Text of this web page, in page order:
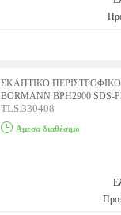
ΣΚΑΠΤΙΚΟ
BORMANN BPH2900 SDS-
TLS.330408
Αμεσα διαθέσιμο